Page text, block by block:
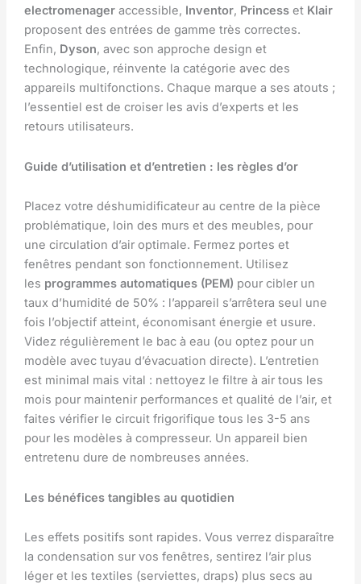
electromenageraccessible, Inventor, Princesset Klair
proposent des entrées de gamme très correctes.
Enfin, Dyson, avec son approche design et
technologique, réinvente la catégorie avec des
appareils multifonctions. Chaque marque a ses atouts ;
l’essentiel est de croiser les avis d’experts et les
retours utilisateurs.
Guide d’utilisation et d’entretien : les règles d’or
Placez votre déshumidificateur au centre de la pièce
problématique, loin des murs et des meubles, pour
une circulation d’air optimale. Fermez portes et
fenêtres pendant son fonctionnement. Utilisez
les programmes automatiques (PEM) pour cibler un
taux d’humidité de 50% : l’appareil s’arrêtera seul une
fois l’objectif atteint, économisant énergie et usure.
Videz régulièrement le bac à eau (ou optez pour un
modèle avec tuyau d’évacuation directe). L’entretien
est minimal mais vital : nettoyez le filtre à air tous les
mois pour maintenir performances et qualité de l’air, et
faites vérifier le circuit frigorifique tous les 3-5 ans
pour les modèles à compresseur. Un appareil bien
entretenu dure de nombreuses années.
Les bénéfices tangibles au quotidien
Les effets positifs sont rapides. Vous verrez disparaître
la condensation sur vos fenêtres, sentirez l’air plus
léger et les textiles (serviettes, draps) plus secs au